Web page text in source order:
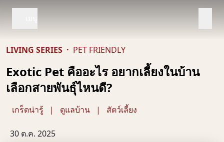
LIVING SERIES · PET FRIENDLY
Exotic Pet คืออะไร อยากเลี้ยงในบ้าน
เลือกสายพันธุ์ไหนดี?
เกร็ดน่ารู้ | ดูแลบ้าน | สัตว์เลี้ยง
30 ต.ค. 2025